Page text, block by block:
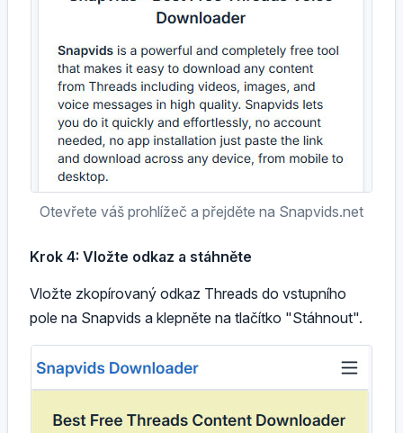
Otevřete váš prohlížeč a přejděte na Snapvids.net
Krok 4: Vložte odkaz a stáhněte
Vložte zkopírovaný odkaz Threads do vstupního
pole na Snapvids a klepněte na tlačítko "Stáhnout".